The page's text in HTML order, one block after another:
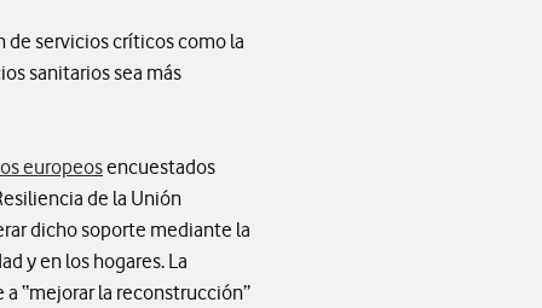
de servicios críticos como la
sanitarios sea más
europeosencuestados
de la Unión
dicho soporte mediante la
y en los hogares. La
“mejorar la reconstrucción”